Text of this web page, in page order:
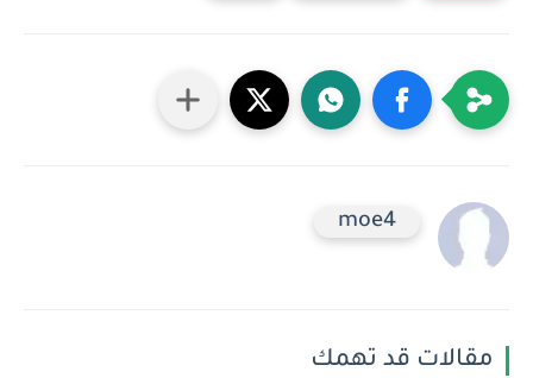
moe4
مقالات قد تهمك